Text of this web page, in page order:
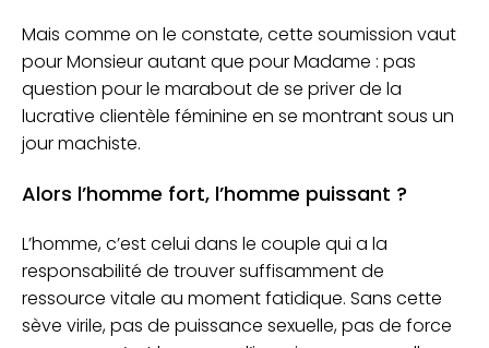
Mais comme on le constate, cette soumission vaut
pour Monsieur autant que pour Madame : pas
question pour le marabout de se priver de la
lucrative clientèle féminine en se montrant sous un
jour machiste.
Alors l’homme fort, l’homme puissant ?
L’homme, c’est celui dans le couple qui a la
responsabilité de trouver suffisamment de
ressource vitale au moment fatidique. Sans cette
sève virile, pas de puissance sexuelle, pas de force